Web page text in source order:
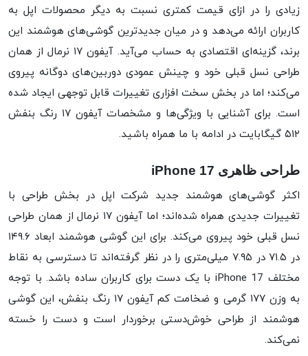
زیادی را در ازای قیمت کمتری نسبت به دیگر محصولات اپل به
کاربران ارائه می‌دهد و در میان جدیدترین گوشی‌های هوشمند این
برند، گزینه‌ای اقتصادی به حساب می‌آید. آیفون ۱۷ نرمال از همان
طراحی نسل قبلی خود و چینش عمودی دوربین‌های دوگانه پیروی
می‌کند؛ اما در بخش سخت افزاری تغییرات قابل توجهی ایجاد شده
است. برای آشنایی با ویژگی‌ها و مشخصات آیفون ۱۷ رنگ بنفش
۵۱۲ گیگابایت در ادامه با ما همراه باشید.
طراحی ظاهری iPhone 17
اکثر گوشی‌های هوشمند جدید شرکت اپل در بخش طراحی با
تغییرات جدیدی همراه شده‌اند؛ اما آیفون ۱۷ نرمال از همان طراحی
نسل قبلی خود پیروی می‌کند. برای این گوشی هوشمند ابعاد ۱۴۹.۶
در ۷۱.۵ در ۷.۹۵ میلی‌متری را در نظر گرفته‌اند تا دسترسی به نقاط
مختلف iPhone 17 با یک دست برای کاربران ساده باشد. با توجه
به وزن ۱۷۷ گرمی و ضخامت کم آیفون ۱۷ رنگ بنفش، این گوشی
هوشمند از طراحی خوش‌دستی برخوردار است و دست را خسته
نمی‌کند.